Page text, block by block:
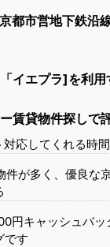
都市営地下鉄沿
イエプラ]を利用
賃貸物件探しで
応してくれる時
件が多く、優良な
円キャッシュバ
です